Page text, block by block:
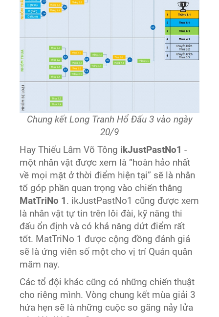
Chung kết Long Tranh Hổ Đấu 3 vào ngày
20/9
Hay Thiếu Lâm Võ Tông ikJustPastNo1 -
một nhân vật được xem là “hoàn hảo nhất
về mọi mặt ở thời điểm hiện tại” sẽ là nhân
tố góp phần quan trọng vào chiến thắng
MatTriNo 1 . ikJustPastNo1 cũng được xem
là nhân vật tự tin trên lôi đài, kỹ năng thi
đấu ổn định và có khả năng dứt điểm rất
tốt. MatTriNo 1 được cộng đồng đánh giá
sẽ là ứng viên số một cho vị trí Quán quân
măm nay.
Các tổ đội khác cũng có những chiến thuật
cho riêng mình. Vòng chung kết mùa giải 3
hứa hẹn sẽ là những cuộc so găng nảy lửa